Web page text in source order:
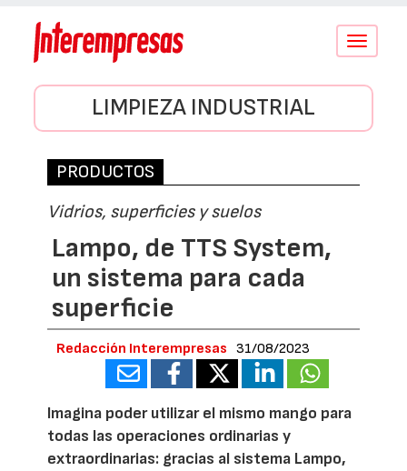
Conmutar
LIMPIEZA INDUSTRIAL
PRODUCTOS
Vidrios, superficies y suelos
Lampo, de TTS System,
un sistema para cada
superficie
Redacción Interempresas 31/08/2023
Imagina poder utilizar el mismo mango para
todas las operaciones ordinarias y
extraordinarias: gracias al sistema Lampo,